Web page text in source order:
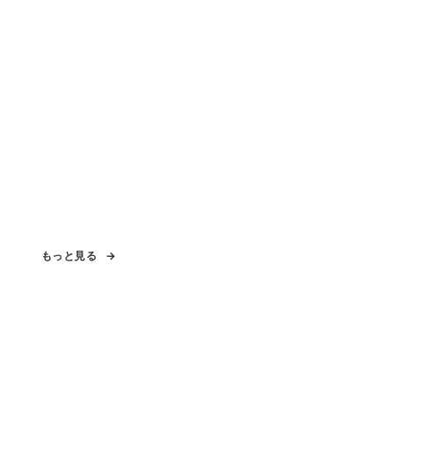
もっと見る